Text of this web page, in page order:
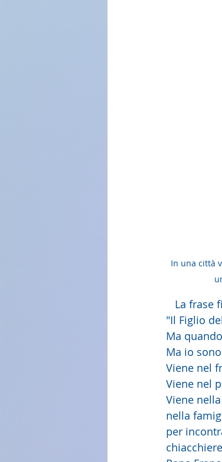
In una città
La
"Il Figlio
Ma
Ma io
Viene nel
Viene nel
Viene
nella
per